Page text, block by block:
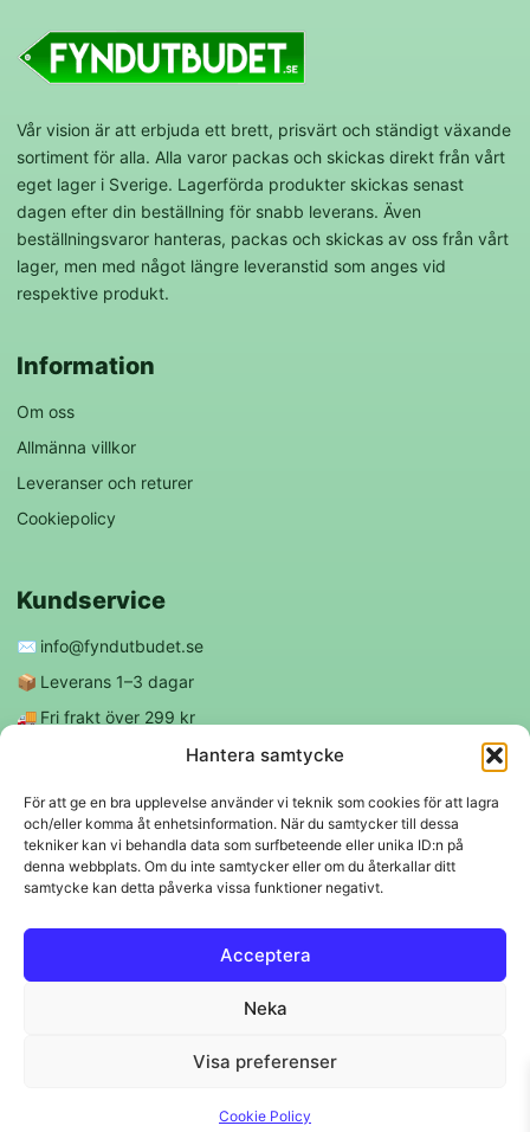
Hantera samtycke
För att ge en bra upplevelse använder vi teknik som cookies för att lagra
och/eller komma åt enhetsinformation. När du samtycker till dessa
tekniker kan vi behandla data som surfbeteende eller unika ID:n på
denna webbplats. Om du inte samtycker eller om du återkallar ditt
samtycke kan detta påverka vissa funktioner negativt.
Acceptera
Neka
Visa preferenser
Cookie Policy
Vår vision är att erbjuda ett brett, prisvärt och ständigt växande
sortiment för alla. Alla varor packas och skickas direkt från vårt
eget lager i Sverige. Lagerförda produkter skickas senast
dagen efter din beställning för snabb leverans. Även
beställningsvaror hanteras, packas och skickas av oss från vårt
lager, men med något längre leveranstid som anges vid
respektive produkt.
Information
Om oss
Allmänna villkor
Leveranser och returer
Cookiepolicy
Kundservice
✉️ info@fyndutbudet.se
📦 Leverans 1–3 dagar
🚚 Fri frakt över 299 kr
Följ oss
f ◎
Trygga betalningar
Swish
Svenskt lager 🇸🇪 • Snabba leveranser • Trygga köp